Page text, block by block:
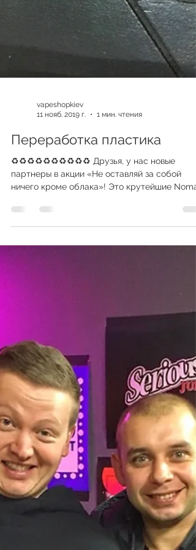
11 нояб. 2019 г.
1 мин. чтения
Переработка пластика
♻️♻️♻️♻️♻️♻️♻️♻️♻️♻️ Друзья, у нас новые
ничего кроме облака»! Это крутейшие